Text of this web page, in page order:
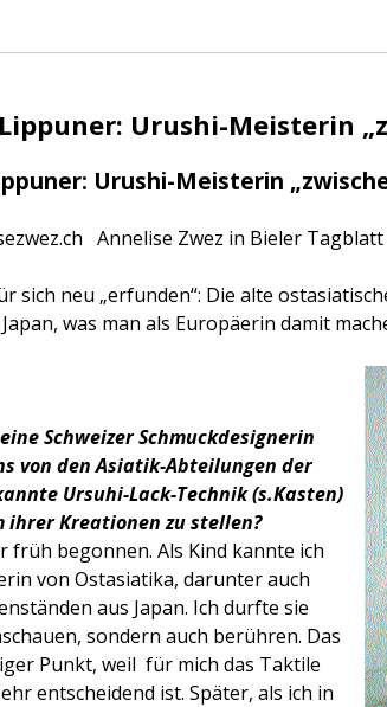
Urushi-Meisterin
Urushi-Meisterin
Annelise Zwez in Bieler Tagblatt
sich neu „erfunden“: Die alte
was man als Europäerin damit
Schweizer Schmuckdesignerin
von den Asiatik-Abteilungen der
Ursuhi-Lack-Technik (s.Kasten)
ihrer Kreationen zu stellen?
früh begonnen. Als Kind kannte ich
von Ostasiatika, darunter auch
aus Japan. Ich durfte sie
sondern auch berühren. Das
Punkt, weil für mich das Taktile
entscheidend ist. Später, als ich in